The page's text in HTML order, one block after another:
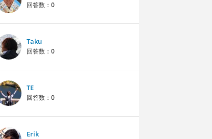
回答数： 0
Taku
回答数： 0
TE
回答数： 0
Erik